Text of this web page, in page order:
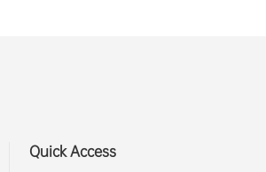
Quick Access